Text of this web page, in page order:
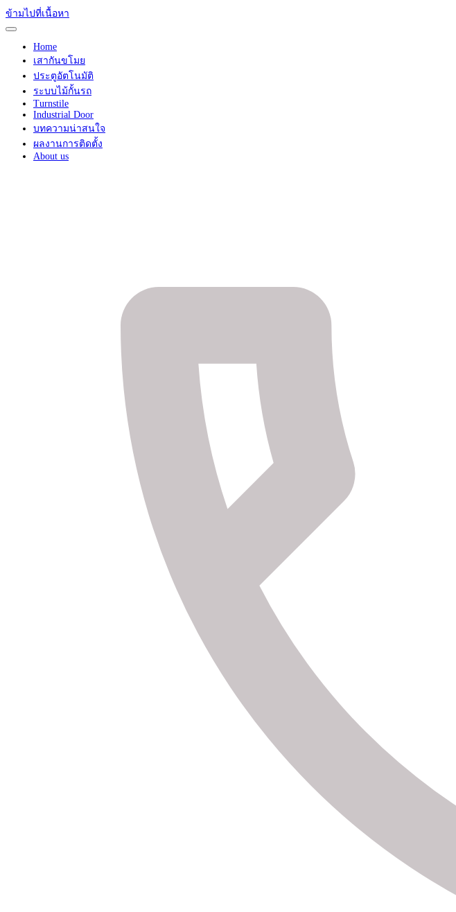
ข้ามไปที่เนื้อหา
Home
เสากันขโมย
ประตูอัตโนมัติ
ระบบไม้กั้นรถ
Turnstile
Industrial Door
บทความน่าสนใจ
ผลงานการติดตั้ง
About us